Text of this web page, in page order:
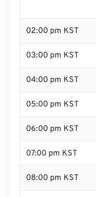
02:00 pm KST
03:00 pm KST
04:00 pm KST
05:00 pm KST
06:00 pm KST
07:00 pm KST
08:00 pm KST